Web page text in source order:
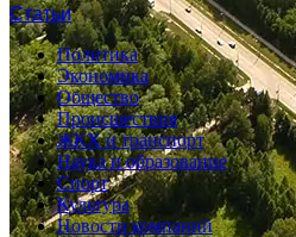
Статьи
Политика
Экономика
Общество
Происшествия
ЖКХ и транспорт
Наука и образование
Спорт
Культура
Новости компаний